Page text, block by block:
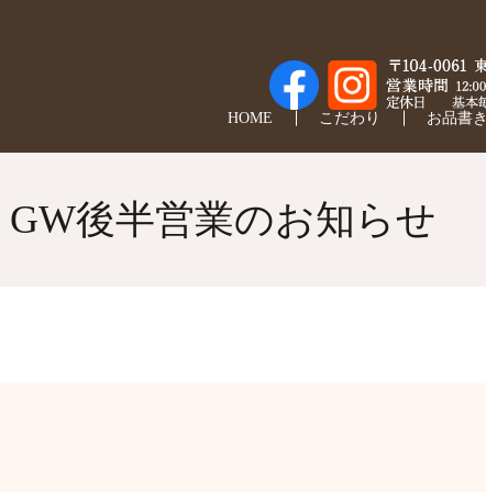
HOME こだわり お品書き
GW後半営業のお知らせ